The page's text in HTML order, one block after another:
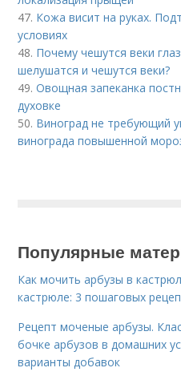
47. Кожа висит на руках.
условиях
48. Почему чешутся веки
шелушатся и чешутся веки?
49.Овощная запеканка
духовке
50. Виноград не требующий
винограда повышенной
Популярные
Как мочить арбузы в
кастрюле: 3 пошаговых
Рецепт моченые арбузы.
бочке арбузов в домашних
варианты добавок